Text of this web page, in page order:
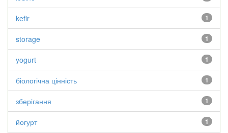
1
kefir
1
storage
1
yogurt
1
біологічна цінність
1
зберігання
1
йогурт